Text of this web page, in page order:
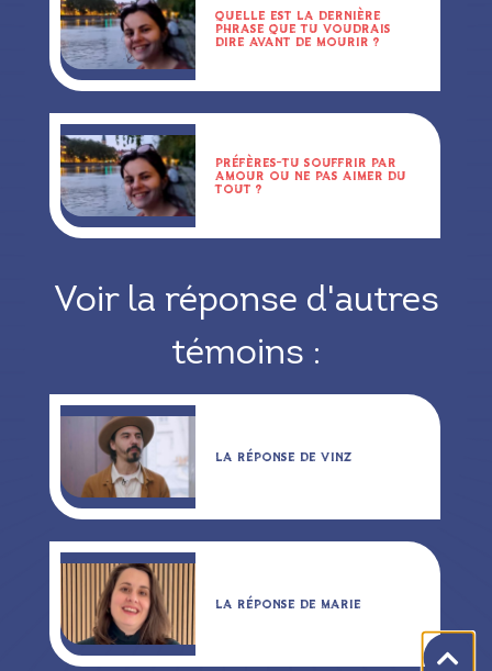
QUELLE EST LA DERNIÈRE
PHRASE QUE TU VOUDRAIS
DIRE AVANT DE MOURIR ?
PRÉFÈRES-TU SOUFFRIR PAR
AMOUR OU NE PAS AIMER DU
TOUT ?
Voir la réponse d'autres
témoins :
LA RÉPONSE DE VINZ
LA RÉPONSE DE MARIE